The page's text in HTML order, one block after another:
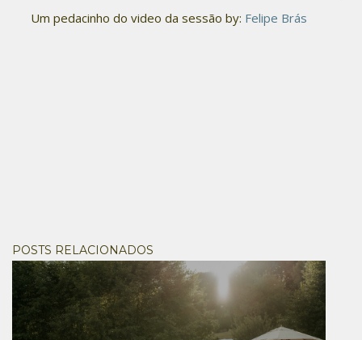
Um pedacinho do video da sessão by: Felipe Brás
POSTS RELACIONADOS